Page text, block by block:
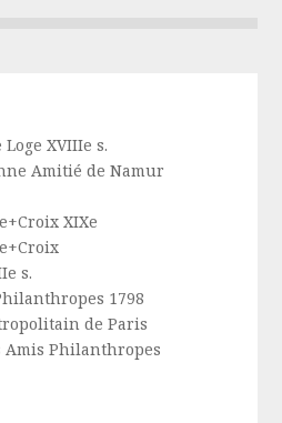
XVIIIe s.
Amitié de Namur
XIXe
s.
1798
de Paris
Amis Philanthropes